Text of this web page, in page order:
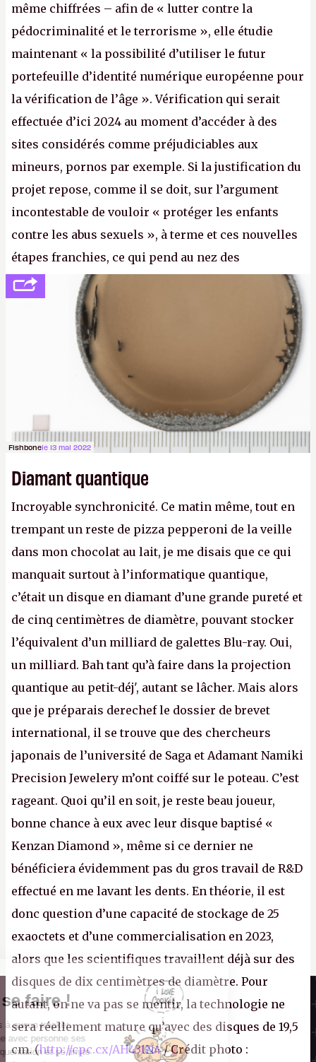
même chiffrées – afin de « lutter contre la
pédocriminalité et le terrorisme », elle étudie
maintenant « la possibilité d’utiliser le futur
portefeuille d’identité numérique européenne pour
la vérification de l’âge ». Vérification qui serait
effectuée d’ici 2024 au moment d’accéder à des
sites considérés comme préjudiciables aux
mineurs, pornos par exemple. Si la justification du
projet repose, comme il se doit, sur l’argument
incontestable de vouloir « protéger les enfants
contre les abus sexuels », à terme et ces nouvelles
étapes franchies, ce qui pend au nez des
internautes est à n'en point douter la mise en place
de l’identification obligatoire pour se connecter au
http://cpc.cx/AH432N1
- Crédit photo : Pexels -
Fishbonele 13 mai 2022
Diamant quantique
Incroyable synchronicité. Ce matin même, tout en
trempant un reste de pizza pepperoni de la veille
dans mon chocolat au lait, je me disais que ce qui
manquait surtout à l’informatique quantique,
c’était un disque en diamant d’une grande pureté et
de cinq centimètres de diamètre, pouvant stocker
l’équivalent d’un milliard de galettes Blu-ray. Oui,
un milliard. Bah tant qu’à faire dans la projection
quantique au petit-déj', autant se lâcher. Mais alors
que je préparais derechef le dossier de brevet
international, il se trouve que des chercheurs
japonais de l’université de Saga et Adamant Namiki
Precision Jewelery m’ont coiffé sur le poteau. C’est
rageant. Quoi qu’il en soit, je reste beau joueur,
bonne chance à eux avec leur disque baptisé «
Kenzan Diamond », même si ce dernier ne
bénéficiera évidemment pas du gros travail de R&D
effectué en me lavant les dents. En théorie, il est
donc question d’une capacité de stockage de 25
exaoctets et d’une commercialisation en 2023,
alors que les scientifiques travaillent déjà sur des
disques de dix centimètres de diamètre. Pour
autant, on ne va pas se mentir, la technologie ne
sera réellement mature qu’avec des disques de 19,5
cm. (http://cpc.cx/AH431N4/ Crédit photo :
Kiosque numérique
Boutique
Il n'y a pas de
Cookie à se faire !
Ce site n'a recours à aucun tracker
externe, ne partage avec personne ses
statistiques de fréquentation et se limite